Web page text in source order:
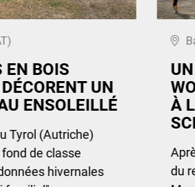
EN BOIS
UN
ENSOLEILLÉ
Tyrol (Autriche)
de classe
hivernales
À
du